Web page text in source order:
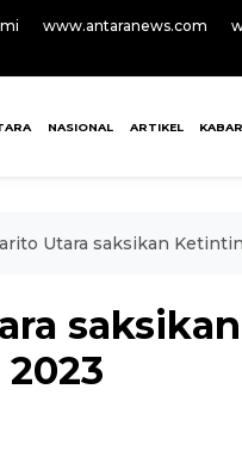
www.antaranews.com
NASIONAL ARTIKEL
Utara saksikan